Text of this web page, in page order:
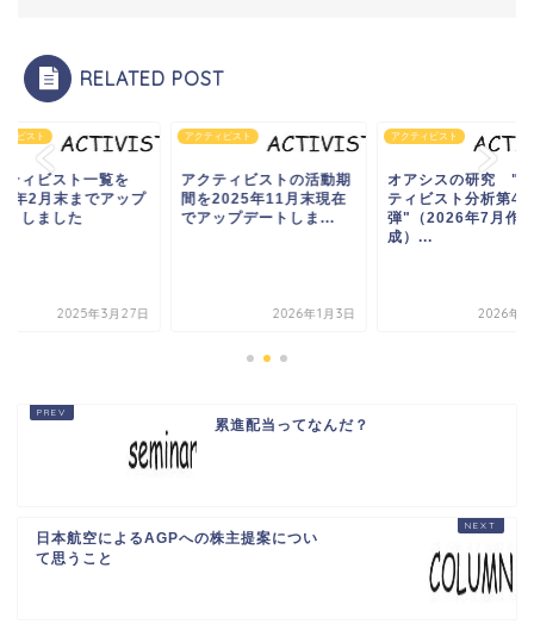
RELATED POST
ィビスト
ティビスト一覧を
年2月末までアップ
トしました
2025年3月27日
アクティビスト
アクティビストの活動期
間を2025年11月末現在
でアップデートしま...
2026年1月3日
アクティビスト
オアシスの研究 "
ティビスト分析第4
弾"（2026年7月作
成）...
2026年7
累進配当ってなんだ？
日本航空によるAGPへの株主提案につい
て思うこと